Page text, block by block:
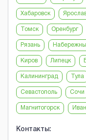
Хабаровск
Томск Оренбург
Рязань
Киров Липецк
Калининград Тула
Севастополь Сочи
Магнитогорск
Контакты: